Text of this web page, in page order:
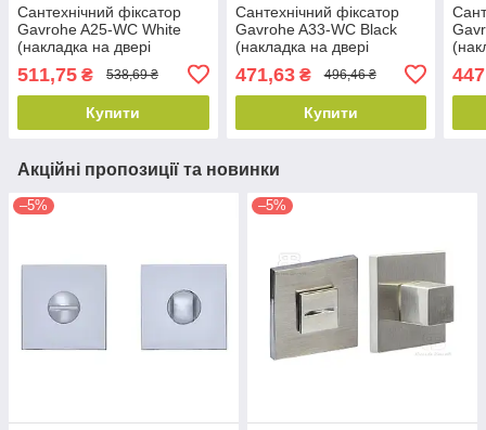
Сантехнічний фіксатор
Gavrohe A25-WC White
(накладка на двері
санвузла з поворотником)
білий
511,75 ₴ 538,69 ₴
Купити
Сантехнічний фіксатор
Gavrohe A33-WC Black
(накладка на двері
санвузла з поворотником)
чорний
471,63₴ 496,46 ₴
Купити
Акційні пропозиції та новинки
–5% –5%